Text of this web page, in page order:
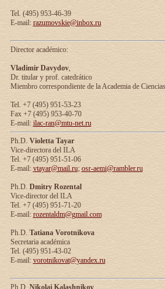
Tel. (495) 953-46-39
E-mail: razumovskie@inbox.ru
Director académico:
Vladimir Davydov,
Dr. titular y prof. catedrático
Miembro correspondiente de la Academia de
Tel. +7 (495) 951-53-23
Fax +7 (495) 953-40-70
E-mail: ilac-ran@mtu-net.ru
Ph.D. Violetta Tayar
Vice-directora del ILA
Tel. +7 (495) 951-51-06
E-mail: vtayar@mail.ru; osr-aemi@rambler.ru
Ph.D. Dmitry Rozental
Vice-director del ILA
Tel. +7 (495) 951-71-20
E-mail: rozentaldm@gmail.com
Ph.D. Tatiana Vorotnikova
Secretaria académica
Tel. (495) 951-43-02
E-mail: vorotnikovat@yandex.ru
Ph.D. Nikolai Kalashnikov